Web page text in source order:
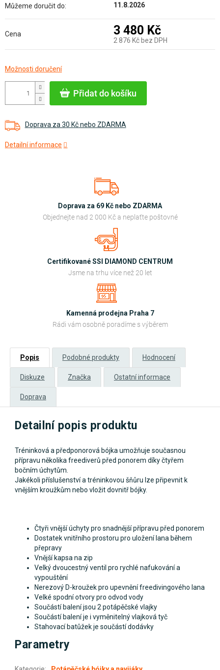
Přidat do košíku
Doprava za 30 Kč nebo ZDARMA
Detailní informace
Můžeme doručit do: 11.8.2026
Cena 3 480 Kč
2 876 Kč bez DPH
cena:
Možnosti doručení
Doprava za 69 Kč nebo ZDARMA
Objednejte nad 2 000 Kč a neplaťte poštovné
Certifikované SSI DIAMOND CENTRUM
Jsme na trhu více než 20 let
Kamenná prodejna Praha 7
Rádi vám osobně poradíme s výběrem
Popis Podobné produkty Hodnocení
Diskuze Značka Ostatní informace
Doprava
Detailní popis produktu
Tréninková a předponorová bójka umožňuje současnou
přípravu několika freediverů před ponorem díky čtyřem
bočním úchytům.
Jakékoli příslušenství a tréninkovou šňůru lze připevnit k
vnějším kroužkům nebo vložit dovnitř bójky.
Čtyři vnější úchyty pro snadnější přípravu před ponorem
Dostatek vnitřního prostoru pro uložení lana během
přepravy
Vnější kapsa na zip
Velký dvoucestný ventil pro rychlé nafukování a
vypouštění
Nerezový D-kroužek pro upevnění freedivingového lana
Velké spodní otvory pro odvod vody
Součástí balení jsou 2 potápěčské vlajky
Součástí balení je i vyměnitelný vlajková tyč
Stahovací batůžek je součástí dodávky
Parametry